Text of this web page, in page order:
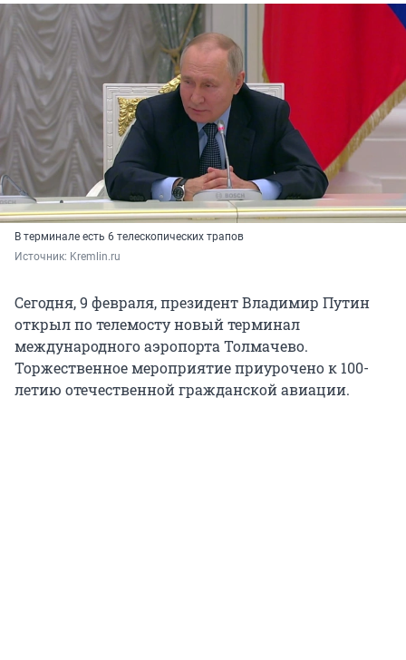
В терминале есть 6 телескопических трапов
Источник: Kremlin.ru
Сегодня, 9 февраля, президент Владимир Путин
открыл по телемосту новый терминал
международного аэропорта Толмачево.
Торжественное мероприятие приурочено к 100-
летию отечественной гражданской авиации.